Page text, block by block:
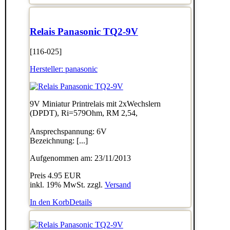
Relais Panasonic TQ2-9V
[116-025]
Hersteller: panasonic
9V Miniatur Printrelais mit 2xWechslern
(DPDT), Ri=579Ohm, RM 2,54,
Ansprechspannung: 6V
Bezeichnung: [...]
Aufgenommen am: 23/11/2013
Preis 4.95 EUR
inkl. 19% MwSt. zzgl. Versand
In den KorbDetails